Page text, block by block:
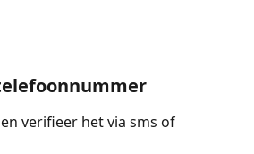
verifieer het via sms of